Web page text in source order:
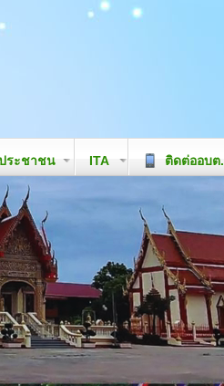
ระชาชน ITA ติดต่ออบต.